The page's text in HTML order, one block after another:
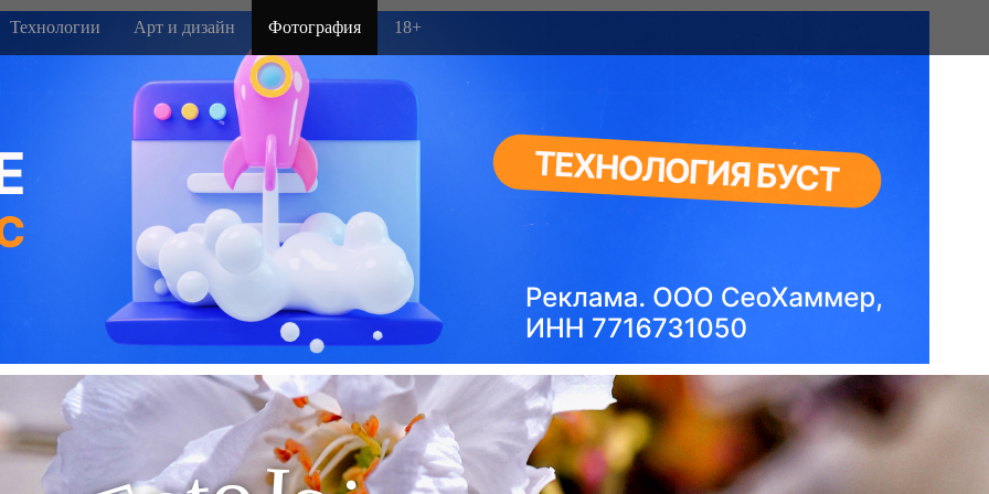
Технологии Арт и дизайн Фотография 18+